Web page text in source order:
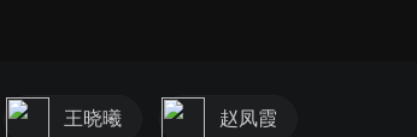
王晓曦 赵凤霞